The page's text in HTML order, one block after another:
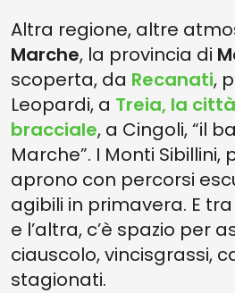
Altra regione, altre
Marche, la provincia di
scoperta, da Recanati,
Leopardi, a Treia, la
bracciale, a Cingoli, “il
Marche”. I Monti Sibillini,
aprono con percorsi
agibili in primavera. E
e l’altra, c’è spazio per
ciauscolo, vincisgrassi,
stagionati.